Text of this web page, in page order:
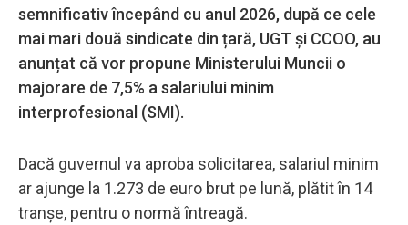
semnificativ începând cu anul 2026, după ce cele
mai mari două sindicate din țară, UGT și CCOO, au
anunțat că vor propune Ministerului Muncii o
majorare de 7,5% a salariului minim
interprofesional (SMI).
Dacă guvernul va aproba solicitarea, salariul minim
ar ajunge la 1.273 de euro brut pe lună, plătit în 14
tranșe, pentru o normă întreagă.